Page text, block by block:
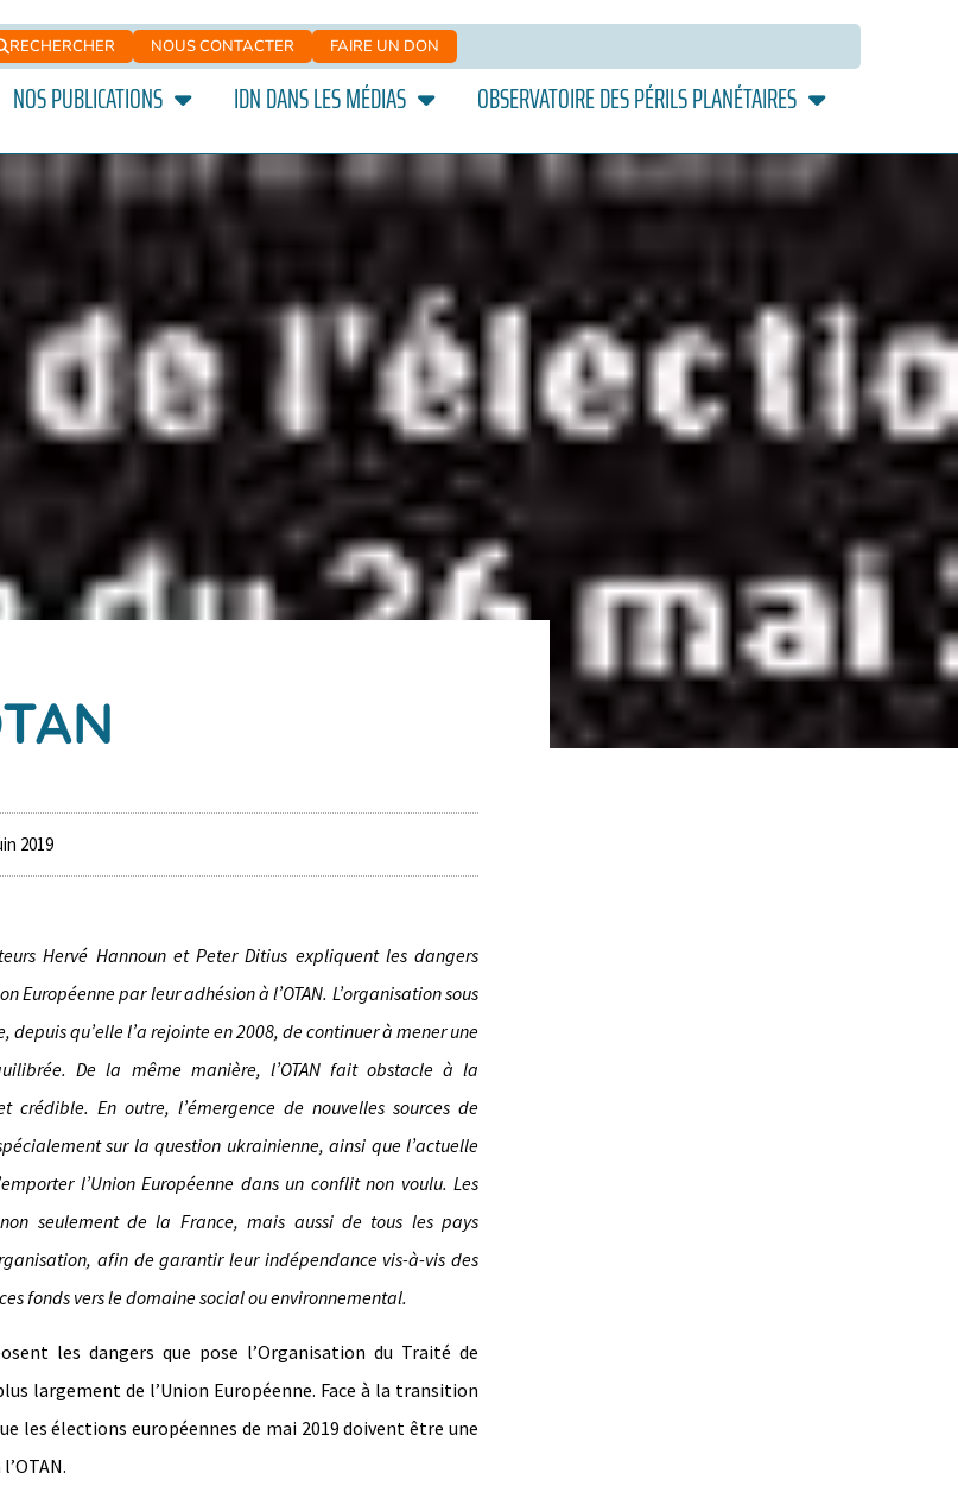
RECHERCHER NOUS CONTACTER FAIRE UN DON
NOS PUBLICATIONS IDN DANS LES MÉDIAS OBSERVATOIRE DES PÉRILS PLANÉTAIRES
2019
Hervé Hannoun et Peter Ditius expliquent les dangers
Européenne par leur adhésion à l’OTAN. L’organisation sous
qu’elle l’a rejointe en 2008, de continuer à mener une
De la même manière, l’OTAN fait obstacle à la
crédible. En outre, l’émergence de nouvelles sources de
sur la question ukrainienne, ainsi que l’actuelle
l’Union Européenne dans un conflit non voulu. Les
seulement de la France, mais aussi de tous les pays
afin de garantir leur indépendance vis-à-vis des
fonds vers le domaine social ou environnemental.
les dangers que pose l’Organisation du Traité de
largement de l’Union Européenne. Face à la transition
les élections européennes de mai 2019 doivent être une